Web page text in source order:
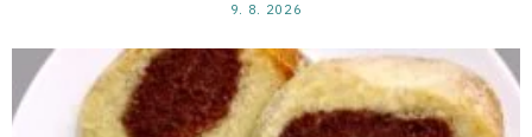
9. 8. 2026